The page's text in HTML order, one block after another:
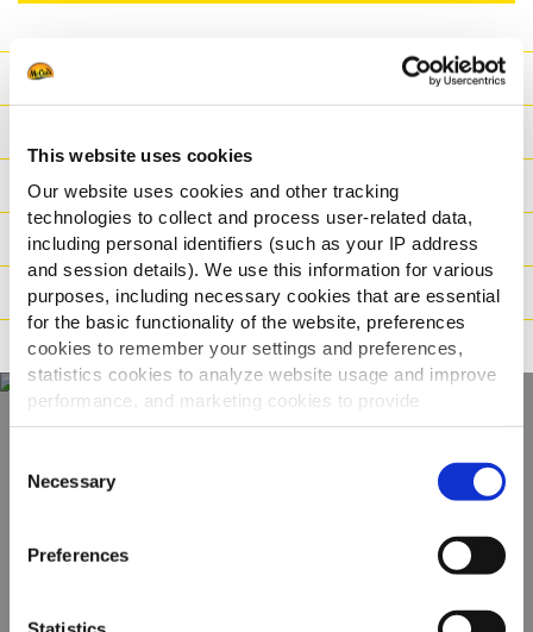
This website uses cookies
Our website uses cookies and other tracking
technologies to collect and process user-related data,
including personal identifiers (such as your IP address
and session details). We use this information for various
purposes, including necessary cookies that are essential
for the basic functionality of the website, preferences
cookies to remember your settings and preferences,
statistics cookies to analyze website usage and improve
performance, and marketing cookies to provide
personalized content and advertising.
By clicking 'Allow all cookies', you consent to the use of
all cookies. If you'd like to customize your preferences,
you can do so by clicking the options below and selecting
'Allow selection.'
To learn more about our cookies, click on "Show details."
Selection
Necessary
Preferences
Edut
Ainesosat
Paino/Kuljetus
Valmistusaika
Ohjeistus